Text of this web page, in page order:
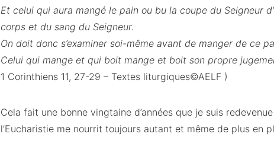
Et celui qui aura mangé le pain ou bu la coupe du Seigneur
corps et du sang du Seigneur.
On doit donc s’examiner soi-même avant de manger de ce
Celui qui mange et qui boit mange et boit son propre
1 Corinthiens 11, 27-29 – Textes liturgiques©AELF )
Cela fait une bonne vingtaine d’années que je suis
l’Eucharistie me nourrit toujours autant et même de plus en